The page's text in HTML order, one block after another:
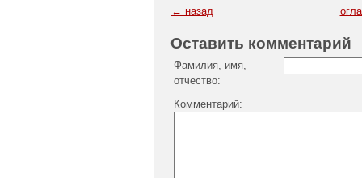
← назад
Оставить комментарий
Фамилия, имя,
отчество:
Комментарий: